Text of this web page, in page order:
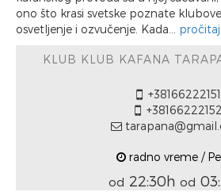
ono što krasi svetske poznate
osvetljenje i ozvučenje. Kada... pročitaj
KLUB KLUB KAFANA
+38166222151
+38166222152
radno vreme /
od 22:30h od